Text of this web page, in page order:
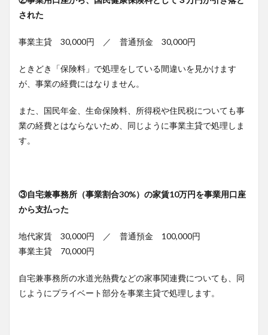
された
事業主貸 30,000円 ／ 普通預金 30,000円
ときどき「保険料」で処理をしている間違いを見かけます
が、事業の経費にはなりません。
また、国民年金、生命保険料、所得税や住民税についても事
業の経費とはならないため、同じように事業主貸で処理しま
す。
③自宅兼事務所（事業割合30%）の家賃10万円を事業用口座
から支払った
地代家賃 30,000円 ／ 普通預金 100,000円
事業主貸 70,000円
自宅兼事務所の水道光熱費などの家事関連費についても、同
じようにプライベート部分を事業主貸で処理します。